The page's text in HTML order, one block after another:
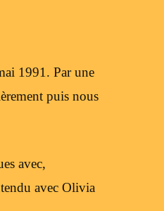
1991. Par une
puis nous
avec,
avec Olivia